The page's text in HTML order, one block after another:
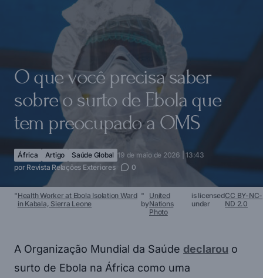
O que você precisa saber
sobre o surto de Ebola que
tem preocupado a OMS
África Artigo Saúde Global 19 de maio de 2026 | 13:43
por Revista Relações Exteriores 0
"Health Worker at Ebola Isolation Ward
in Kabala, Sierra Leone
"
by
United
Nations
Photo
is licensed
under
CC BY-NC-
ND 2.0
A Organização Mundial da Saúde declarou o
surto de Ebola na África como uma